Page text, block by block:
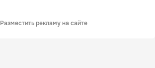
Разместить рекламу на сайте